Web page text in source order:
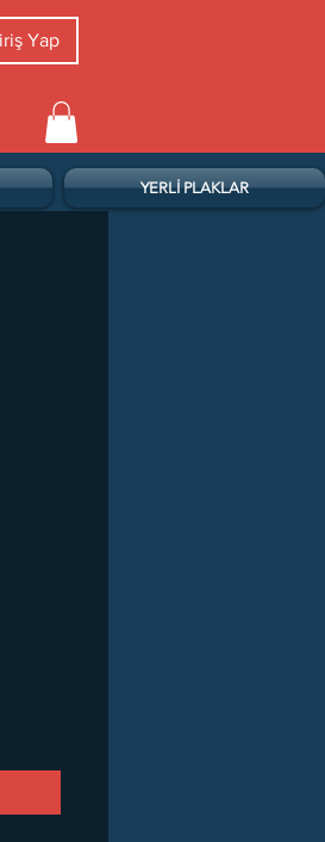
Yap
YERLİ PLAKLAR